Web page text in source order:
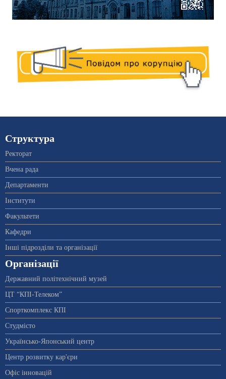
Структура
Ректорат
Вчена рада
Департаменти
Інститути
Факультети
Кафедри
Інші підрозділи та організації
Організації
Державний політехнічний музей
ЦТ “КПІ-Телеком”
Спорткомплекс КПІ
Студмісто
Українсько-Японський центр
Центр розвитку кар'єри
Офіс інновацій